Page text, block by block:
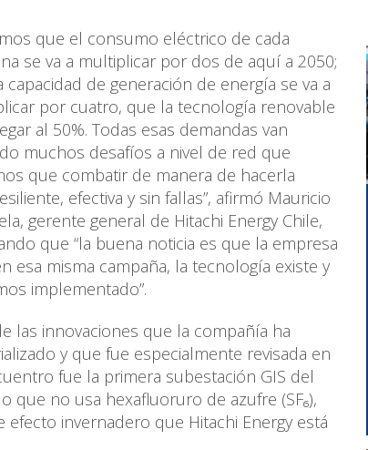
que el consumo eléctrico de cada
se va a multiplicar por dos de aquí a 2050;
capacidad de generación de energía se va a
por cuatro, que la tecnología renovable
al 50%. Todas esas demandas van
muchos desafíos a nivel de red que
que combatir de manera de hacerla
efectiva y sin fallas”, afirmó Mauricio
gerente general de Hitachi Energy Chile,
que “la buena noticia es que la empresa
esa misma campaña, la tecnología existe y
implementado”.
las innovaciones que la compañía ha
y que fue especialmente revisada en
fue la primera subestación GIS del
que no usa hexafluoruro de azufre (SF₆),
efecto invernadero que Hitachi Energy está